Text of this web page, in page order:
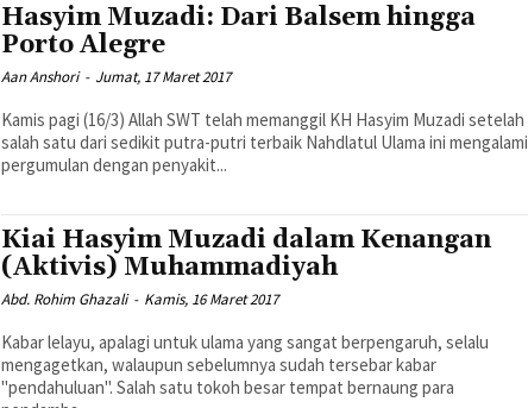
Hasyim Muzadi: Dari Balsem hingga
Porto Alegre
Aan Anshori - Jumat, 17 Maret 2017
Kamis pagi (16/3) Allah SWT telah memanggil KH Hasyim Muzadi setelah
salah satu dari sedikit putra-putri terbaik Nahdlatul Ulama ini mengalami
pergumulan dengan penyakit...
Kiai Hasyim Muzadi dalam Kenangan
(Aktivis) Muhammadiyah
Abd. Rohim Ghazali - Kamis, 16 Maret 2017
Kabar lelayu, apalagi untuk ulama yang sangat berpengaruh, selalu
mengagetkan, walaupun sebelumnya sudah tersebar kabar
"pendahuluan". Salah satu tokoh besar tempat bernaung para